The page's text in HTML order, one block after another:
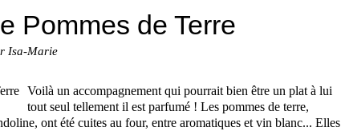
Pommes de Terre
Isa-Marie
Voilà un accompagnement qui pourrait bien être un plat à lui
tout seul tellement il est parfumé ! Les pommes de terre,
ont été cuites au four, entre aromatiques et vin blanc... Elles